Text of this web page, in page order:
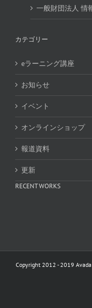
一般財団法人 情
カテゴリー
eラーニング講座
お知らせ
イベント
オンラインショップ
報道資料
更新
RECENT WORKS
Copyright 2012 - 2019